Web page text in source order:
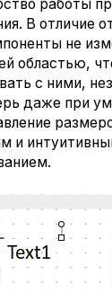
работы
В отличие
не
областью,
с ними,
даже при
и